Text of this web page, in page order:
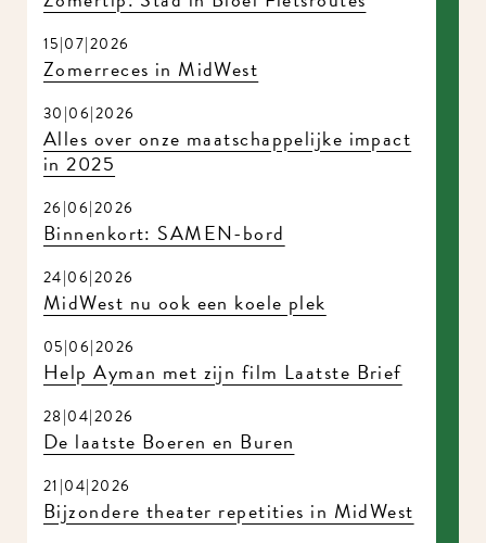
15|07|2026
Zomerreces in MidWest
30|06|2026
Alles over onze maatschappelijke impact
in 2025
26|06|2026
Binnenkort: SAMEN-bord
24|06|2026
MidWest nu ook een koele plek
05|06|2026
Help Ayman met zijn film Laatste Brief
28|04|2026
De laatste Boeren en Buren
21|04|2026
Bijzondere theater repetities in MidWest